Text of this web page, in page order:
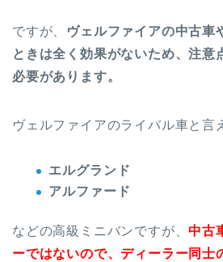
ですが、 ヴェルファイアの中古車
ときは全く効果がないため、注意
必要があります。
ヴェルファイアのライバル車と言
エルグランド
アルファード
などの高級ミニバンですが、中古
ーではないので、ディーラー同士